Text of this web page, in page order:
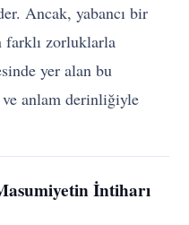
Ancak, yabancı bir
farklı zorluklarla
yer alan bu
anlam derinliğiyle
İntiharı